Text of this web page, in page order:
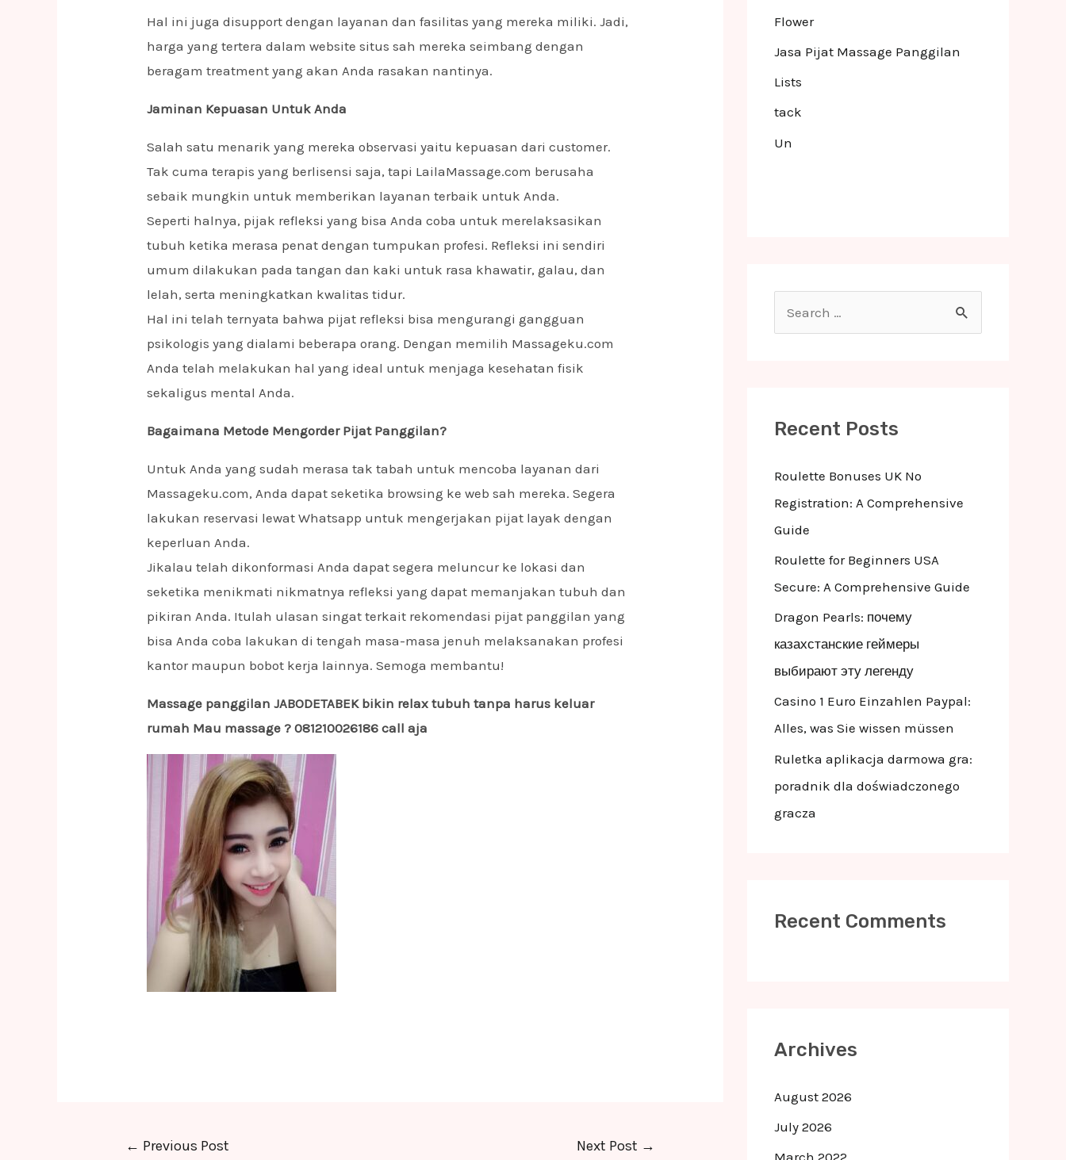
Hal ini juga disupport dengan layanan dan fasilitas yang mereka miliki. Jadi,
harga yang tertera dalam website situs sah mereka seimbang dengan
beragam treatment yang akan Anda rasakan nantinya.
Jaminan Kepuasan Untuk Anda
Salah satu menarik yang mereka observasi yaitu kepuasan dari customer.
Tak cuma terapis yang berlisensi saja, tapi LailaMassage.com berusaha
sebaik mungkin untuk memberikan layanan terbaik untuk Anda.
Seperti halnya, pijak refleksi yang bisa Anda coba untuk merelaksasikan
tubuh ketika merasa penat dengan tumpukan profesi. Refleksi ini sendiri
umum dilakukan pada tangan dan kaki untuk rasa khawatir, galau, dan
lelah, serta meningkatkan kwalitas tidur.
Hal ini telah ternyata bahwa pijat refleksi bisa mengurangi gangguan
psikologis yang dialami beberapa orang. Dengan memilih Massageku.com
Anda telah melakukan hal yang ideal untuk menjaga kesehatan fisik
sekaligus mental Anda.
Bagaimana Metode Mengorder Pijat Panggilan?
Untuk Anda yang sudah merasa tak tabah untuk mencoba layanan dari
Massageku.com, Anda dapat seketika browsing ke web sah mereka. Segera
lakukan reservasi lewat Whatsapp untuk mengerjakan pijat layak dengan
keperluan Anda.
Jikalau telah dikonformasi Anda dapat segera meluncur ke lokasi dan
seketika menikmati nikmatnya refleksi yang dapat memanjakan tubuh dan
pikiran Anda. Itulah ulasan singat terkait rekomendasi pijat panggilan yang
bisa Anda coba lakukan di tengah masa-masa jenuh melaksanakan profesi
kantor maupun bobot kerja lainnya. Semoga membantu!
Massage panggilan JABODETABEK bikin relax tubuh tanpa harus keluar
rumah Mau massage ? 081210026186 call aja
← Previous Post Next Post →
Flower
Jasa Pijat Massage Panggilan
Lists
tack
Un
e
hRecent Posts
Roulette Bonuses UK No
Registration: A Comprehensive
Guide
Roulette for Beginners USA
Secure: A Comprehensive Guide
Dragon Pearls: почему
казахстанские геймеры
выбирают эту легенду
Casino 1 Euro Einzahlen Paypal:
Alles, was Sie wissen müssen
Ruletka aplikacja darmowa gra:
poradnik dla doświadczonego
gracza
Recent Comments
Archives
August 2026
July 2026
March 2022